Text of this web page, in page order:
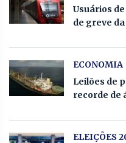
Usuários
de greve
ECONOMIA
Leilões de
recorde de
ELEIÇÕES